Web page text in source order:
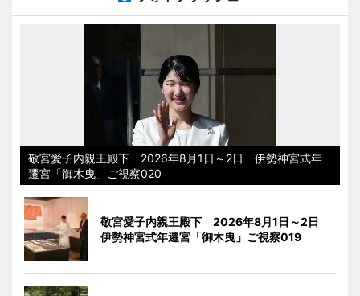
敬宮愛子内親王殿下 2026年8月1日～2日 伊勢神宮式年
遷宮「御木曳」ご視察020
敬宮愛子内親王殿下 2026年8月1日～2日
伊勢神宮式年遷宮「御木曳」ご視察019